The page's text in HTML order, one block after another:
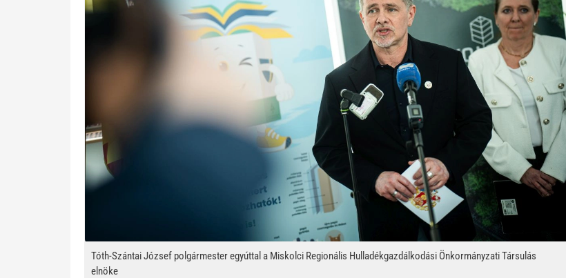
Tóth-Szántai József polgármester egyúttal a Miskolci Regionális Hulladékgazdálkodási Önkormányzati Társulás
elnöke